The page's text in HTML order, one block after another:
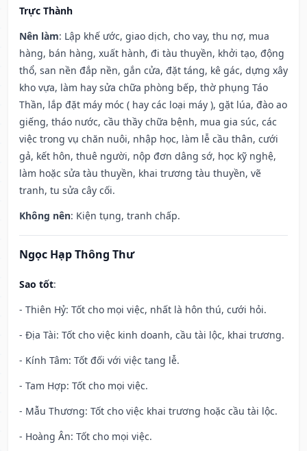
Trực Thành
Nên làm: Lập khế ước, giao dịch, cho vay, thu nợ, mua
hàng, bán hàng, xuất hành, đi tàu thuyền, khởi tạo, động
thổ, san nền đắp nền, gắn cửa, đặt táng, kê gác, dựng xây
kho vựa, làm hay sửa chữa phòng bếp, thờ phụng Táo
Thần, lắp đặt máy móc ( hay các loại máy ), gặt lúa, đào ao
giếng, tháo nước, cầu thầy chữa bệnh, mua gia súc, các
việc trong vụ chăn nuôi, nhập học, làm lễ cầu thân, cưới
gả, kết hôn, thuê người, nộp đơn dâng sớ, học kỹ nghệ,
làm hoặc sửa tàu thuyền, khai trương tàu thuyền, vẽ
tranh, tu sửa cây cối.
Không nên: Kiện tụng, tranh chấp.
Ngọc Hạp Thông Thư
Sao tốt:
- Thiên Hỷ: Tốt cho mọi việc, nhất là hôn thú, cưới hỏi.
- Địa Tài: Tốt cho việc kinh doanh, cầu tài lộc, khai trương.
- Kính Tâm: Tốt đối với việc tang lễ.
- Tam Hợp: Tốt cho mọi việc.
- Mẫu Thương: Tốt cho việc khai trương hoặc cầu tài lộc.
- Hoàng Ân: Tốt cho mọi việc.